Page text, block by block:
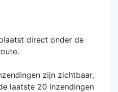
direct onder de
zijn zichtbaar,
laatste 20 inzendingen